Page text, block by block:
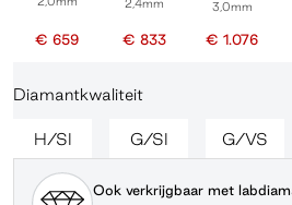
€ 659
2,4mm
€ 833
3,0mm
€ 1.076
Diamantkwaliteit
H/SI G/SI G/VS
Ook verkrijgbaar met